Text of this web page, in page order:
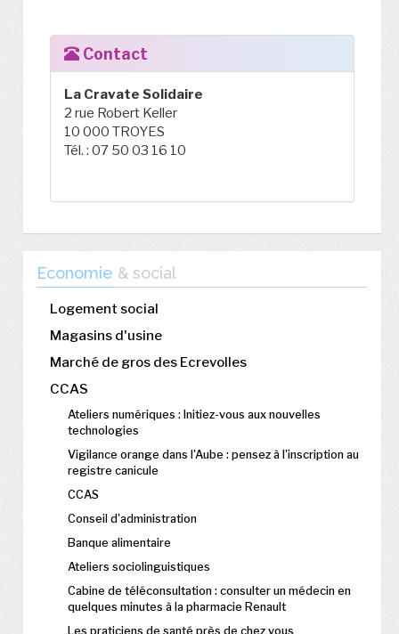
Contact
La Cravate Solidaire
2 rue Robert Keller
10 000 TROYES
Tél. : 07 50 03 16 10
Economie & social
Logement social
Magasins d'usine
Marché de gros des Ecrevolles
CCAS
Ateliers numériques : Initiez-vous aux nouvelles
technologies
Vigilance orange dans l'Aube : pensez à l'inscription au
registre canicule
CCAS
Conseil d'administration
Banque alimentaire
Ateliers sociolinguistiques
Cabine de téléconsultation : consulter un médecin en
quelques minutes à la pharmacie Renault
Les praticiens de santé près de chez vous